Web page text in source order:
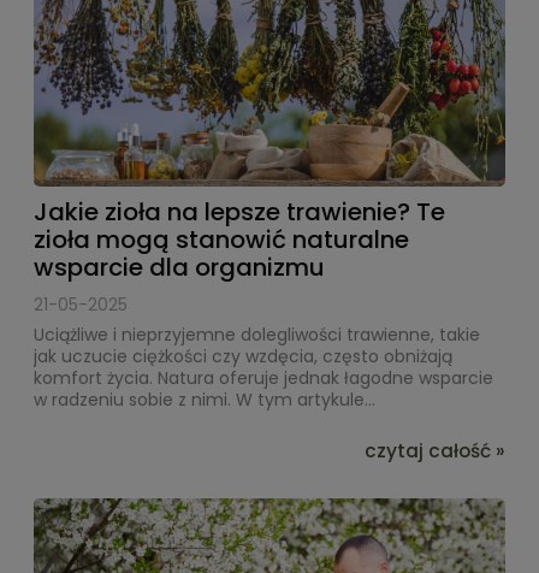
Jakie zioła na lepsze trawienie? Te
zioła mogą stanowić naturalne
wsparcie dla organizmu
21-05-2025
Uciążliwe i nieprzyjemne dolegliwości trawienne, takie
jak uczucie ciężkości czy wzdęcia, często obniżają
komfort życia. Natura oferuje jednak łagodne wsparcie
w radzeniu sobie z nimi. W tym artykule...
czytaj całość »